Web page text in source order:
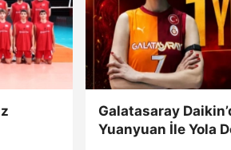
Galatasaray
Yuanyuan İle Yola